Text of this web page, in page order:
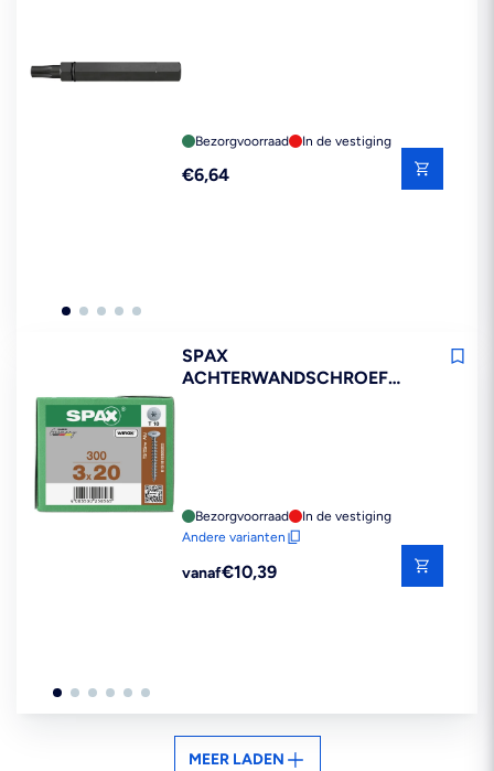
Bezorgvoorraad In de vestiging
Reguliere
€6,64
SPAX
ACHTERWANDSCHROEF
Bezorgvoorraad
In de vestiging
Andere varianten
Reguliere
vanaf€10,39
MEER LADEN